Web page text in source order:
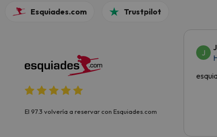
Esquiades.com Trustpilot
El 97.3 volvería a reservar con Esquiades.com
J